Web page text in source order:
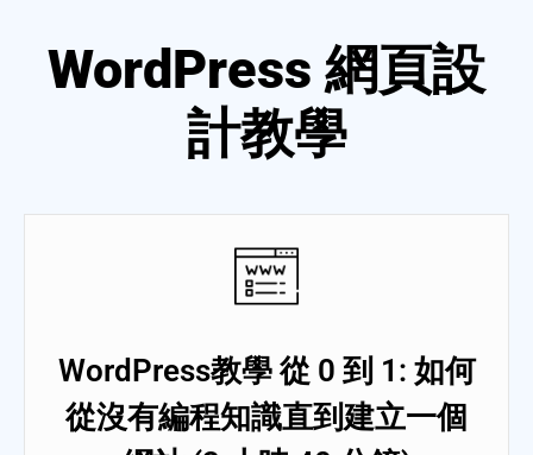
WordPress 網頁設
計教學
WordPress教學 從 0 到 1: 如何
從沒有編程知識直到建立一個